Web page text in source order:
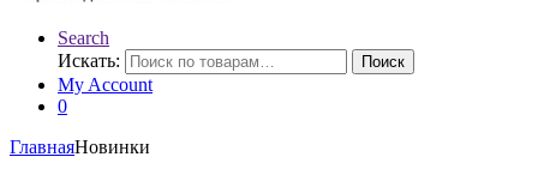
Search
Искать:
Поиск
My Account
0
ГлавнаяНовинки